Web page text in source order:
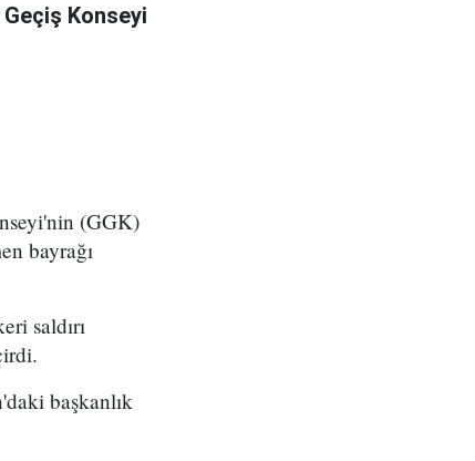
Konseyi
(GGK)
bayrağı
saldırı
başkanlık